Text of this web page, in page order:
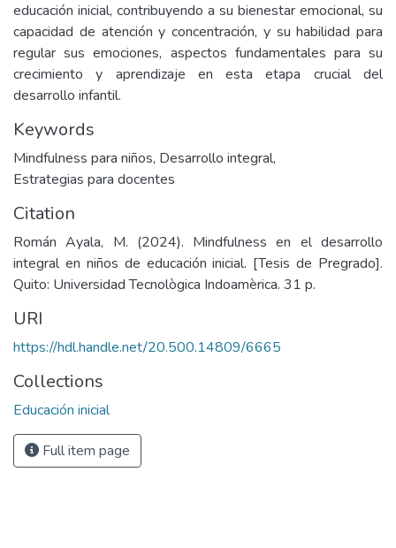
educación inicial, contribuyendo a su bienestar emocional, su
capacidad de atención y concentración, y su habilidad para
regular sus emociones, aspectos fundamentales para su
crecimiento y aprendizaje en esta etapa crucial del
desarrollo infantil.
Keywords
Mindfulness para niños, Desarrollo integral,
Estrategias para docentes
Citation
Román Ayala, M. (2024). Mindfulness en el desarrollo
integral en niños de educación inicial. [Tesis de Pregrado].
Quito: Universidad Tecnològica Indoamèrica. 31 p.
URI
https://hdl.handle.net/20.500.14809/6665
Collections
Educación inicial
Full item page